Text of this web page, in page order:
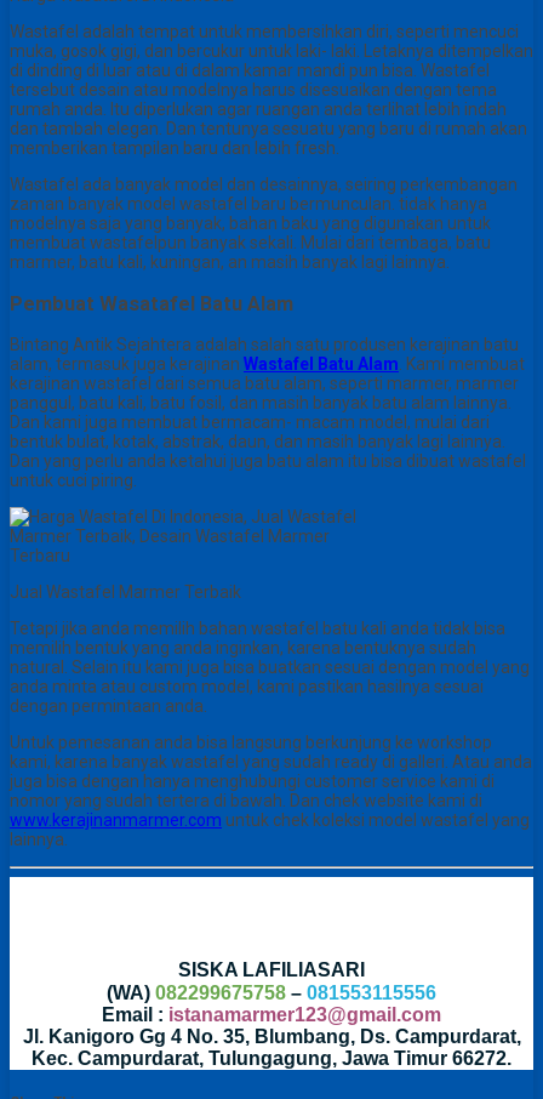
Wastafel adalah tempat untuk membersihkan diri, seperti mencuci
muka, gosok gigi, dan bercukur untuk laki- laki. Letaknya ditempelkan
di dinding di luar atau di dalam kamar mandi pun bisa. Wastafel
tersebut desain atau modelnya harus disesuaikan dengan tema
rumah anda. Itu diperlukan agar ruangan anda terlihat lebih indah
dan tambah elegan. Dan tentunya sesuatu yang baru di rumah akan
memberikan tampilan baru dan lebih fresh.
Wastafel ada banyak model dan desainnya, seiring perkembangan
zaman banyak model wastafel baru bermunculan. tidak hanya
modelnya saja yang banyak, bahan baku yang digunakan untuk
membuat wastafelpun banyak sekali. Mulai dari tembaga, batu
marmer, batu kali, kuningan, an masih banyak lagi lainnya.
Pembuat Wasatafel Batu Alam
Bintang Antik Sejahtera adalah salah satu produsen kerajinan batu
alam, termasuk juga kerajinan Wastafel Batu Alam . Kami membuat
kerajinan wastafel dari semua batu alam, seperti marmer, marmer
panggul, batu kali, batu fosil, dan masih banyak batu alam lainnya.
Dan kami juga membuat bermacam- macam model, mulai dari
bentuk bulat, kotak, abstrak, daun, dan masih banyak lagi lainnya.
Dan yang perlu anda ketahui juga batu alam itu bisa dibuat wastafel
untuk cuci piring.
Jual Wastafel Marmer Terbaik
Tetapi jika anda memilih bahan wastafel batu kali anda tidak bisa
memilih bentuk yang anda inginkan, karena bentuknya sudah
natural. Selain itu kami juga bisa buatkan sesuai dengan model yang
anda minta atau custom model, kami pastikan hasilnya sesuai
dengan permintaan anda.
Untuk pemesanan anda bisa langsung berkunjung ke workshop
kami, karena banyak wastafel yang sudah ready di galleri. Atau anda
juga bisa dengan hanya menghubungi customer service kami di
nomor yang sudah tertera di bawah. Dan chek website kami di
www.kerajinanmarmer.com untuk chek koleksi model wastafel yang
lainnya.
SISKA LAFILIASARI
(WA) 082299675758 – 081553115556
Email : istanamarmer123@gmail.com
Jl. Kanigoro Gg 4 No. 35, Blumbang, Ds. Campurdarat,
Kec. Campurdarat, Tulungagung, Jawa Timur 66272.